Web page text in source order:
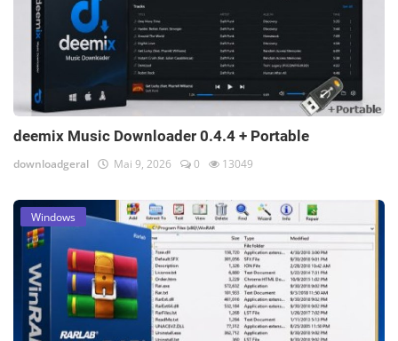
deemix Music Downloader 0.4.4 + Portable
downloadgeral Mai 9, 2026 0 13049
Windows